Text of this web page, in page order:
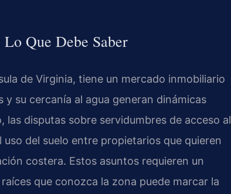
Que Debe Saber
de Virginia, tiene un mercado inmobiliario
su cercanía al agua generan dinámicas
las disputas sobre servidumbres de acceso al
del suelo entre propietarios que quieren
costera. Estos asuntos requieren un
que conozca la zona puede marcar la